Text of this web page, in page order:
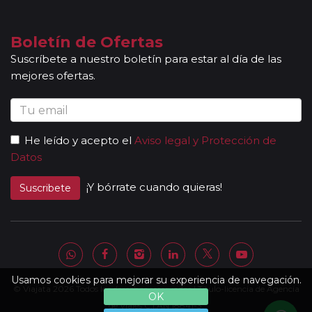
Usamos cookies para mejorar su experiencia de navegación.
OK
portugués), en estos casos nuestros guías
acompañantes podrán dar las explicaciones en dos
idiomas diferentes. Según circuito, le atenderá en su
viaje un único guía-acompañante o bien cambiará de
guía-acompañante en función de la etapa. Los guías
acompañantes siempre estarán presentes en los
deben dedicación a la totalidad del grupo y no a una
persona en particular. En los momentos en que no
existen servicios incluidos en el programa, nuestros
guías pueden encontrarse realizando funciones bien
determinado.
Al completar el pago de su viaje y una vez le
enviemos la documentación, se le facilitará una
página web donde encontrará el detalle de su
itinerario con lo que incluye su viaje, listado de hoteles
Boletín de Ofertas
Suscríbete a nuestro boletín para estar al día de las
mejores ofertas.
He leído y acepto el Aviso legal y Protección de
Datos
Suscribete ¡Y bórrate cuando quieras!
© Viajata 2026 Todos los derechos reservados | Título-licencia de Agencia
de Viajes C.I.AN 18841-3.